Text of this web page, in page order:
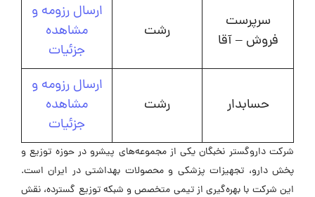
سرپرست
فروش – آقا
رشت
ارسال رزومه و
مشاهده
جزئیات
حسابدار رشت
ارسال رزومه و
مشاهده
جزئیات
شرکت داروگستر نخبگان یکی از مجموعه‌های پیشرو در حوزه توزیع و
پخش دارو، تجهیزات پزشکی و محصولات بهداشتی در ایران است.
این شرکت با بهره‌گیری از تیمی متخصص و شبکه توزیع گسترده، نقش